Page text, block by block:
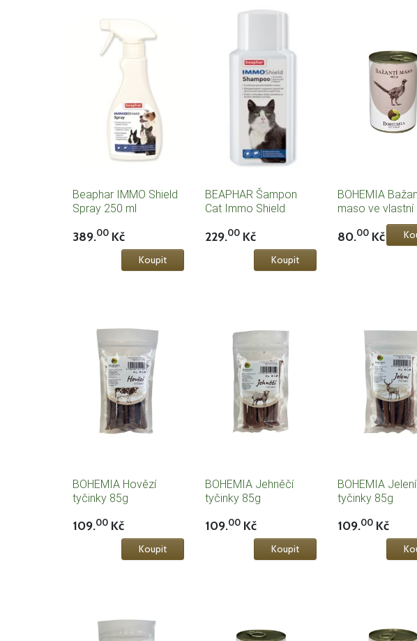
Beaphar IMMO Shield
Spray 250 ml
389.00 Kč
BEAPHAR Šampon
Cat Immo Shield
229.00Kč
BOHEMIA
maso ve
80.00Kč
BOHEMIA Hovězí
tyčinky 85g
109.00 Kč
BOHEMIA Jehněčí
tyčinky 85g
109.00Kč
BOHEMIA Jelení
tyčinky 85g
109.00Kč